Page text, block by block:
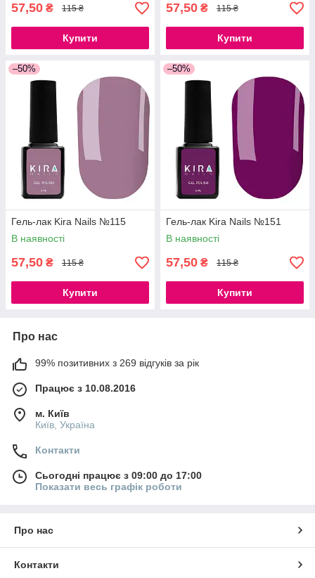
57,50 ₴ 115 ₴
Купити
57,50 ₴ 115 ₴
Купити
–50%
Гель-лак Kira Nails №115
В наявності
57,50 ₴ 115 ₴
Купити
–50%
Гель-лак Kira Nails №151
В наявності
57,50 ₴ 115 ₴
Купити
Про нас
99% позитивних з 269 відгуків за рік
Працює з 10.08.2016
м. Київ
Київ, Україна
Контакти
Сьогодні працює з 09:00 до 17:00
Показати весь графік роботи
Про нас
Контакти